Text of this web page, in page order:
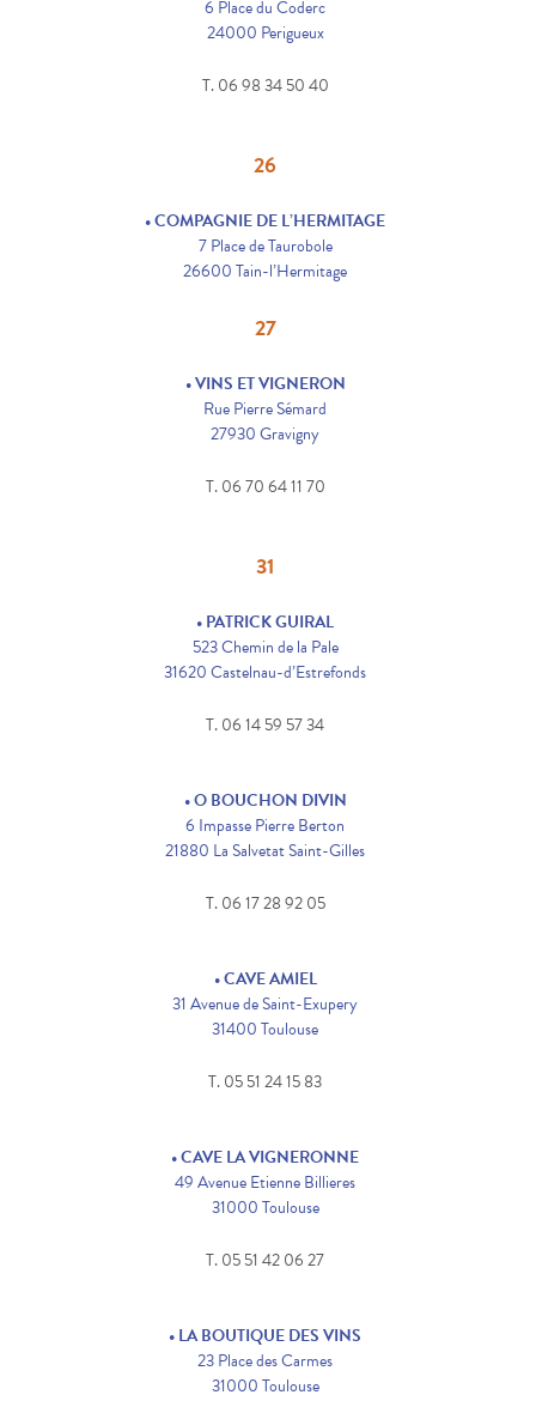
6 Place du Coderc
24000 Perigueux
T. 06 98 34 50 40
26
• COMPAGNIE DE L’HERMITAGE
7 Place de Taurobole
26600 Tain-l’Hermitage
27
• VINS ET VIGNERON
Rue Pierre Sémard
27930 Gravigny
T. 06 70 64 11 70
31
• PATRICK GUIRAL
523 Chemin de la Pale
31620 Castelnau-d’Estrefonds
T. 06 14 59 57 34
• O BOUCHON DIVIN
6 Impasse Pierre Berton
21880 La Salvetat Saint-Gilles
T. 06 17 28 92 05
• CAVE AMIEL
31 Avenue de Saint-Exupery
31400 Toulouse
T. 05 51 24 15 83
• CAVE LA VIGNERONNE
49 Avenue Etienne Billieres
31000 Toulouse
T. 05 51 42 06 27
• LA BOUTIQUE DES VINS
23 Place des Carmes
31000 Toulouse